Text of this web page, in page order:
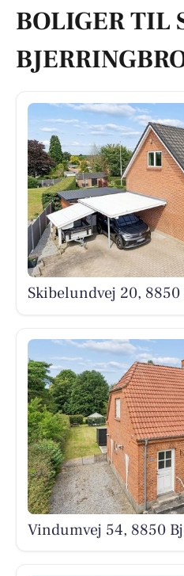
BOLIGER TIL
Skibelundvej 20,
Vindumvej 54, 8850